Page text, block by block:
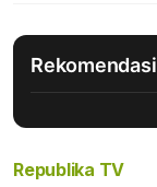
Rekomendasi
Republika TV